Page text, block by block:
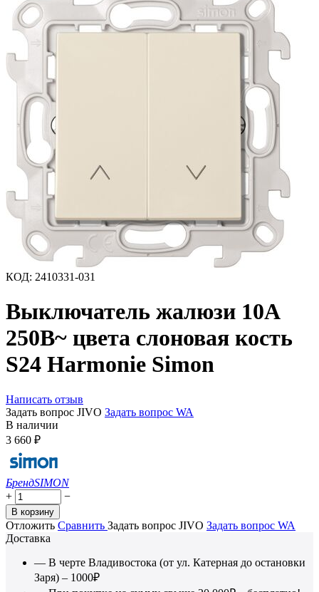
КОД: 2410331-031
Выключатель жалюзи 10A
250В~ цвета слоновая кость
S24 Harmonie Simon
Написать отзыв
Задать вопрос JIVO Задать вопрос WA
В наличии
3 660 ₽
БрендSIMON
+
−
В корзину
Отложить Сравнить Задать вопрос JIVO Задать вопрос WA
Доставка
— В черте Владивостока (от ул. Катерная до остановки
Заря) – 1000₽